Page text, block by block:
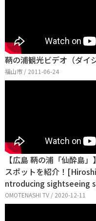
鞆の浦観光ビデオ（ダイ
福山市 / 2011-06-24
【広島 鞆の浦「仙酔島
スポットを紹介！
ntroducing sightseeing
OMOTENASHI TV / 2020-12-11